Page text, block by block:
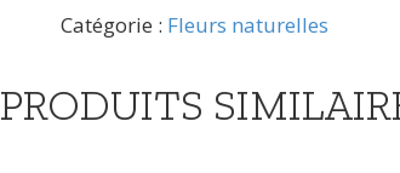
colorée
Catégorie : Fleurs naturelles
PRODUITS